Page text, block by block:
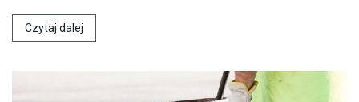
Czytaj dalej